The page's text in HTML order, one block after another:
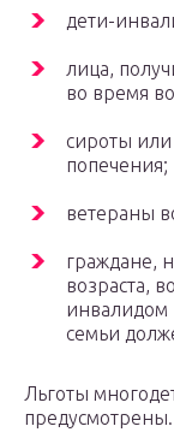
дети-
лица,
во время
сироты или
попечения;
ветераны
граждане,
возраста,
инвалидом
семьи
Льготы
предусмотрены.